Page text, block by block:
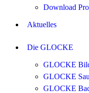
Download
Aktuelles
Die GLOCKE
GLOCKE
GLOCKE
GLOCKE